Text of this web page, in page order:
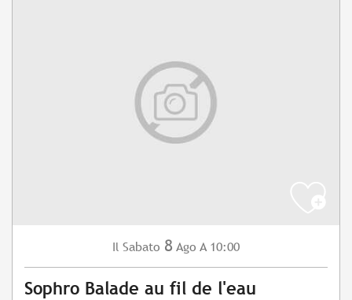
Il Sabato 8 Ago A 10:00
Sophro Balade au fil de l'eau